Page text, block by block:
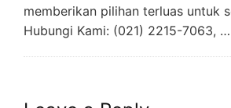
memberikan pilihan terluas untuk
Hubungi Kami: (021) 2215-7063, …